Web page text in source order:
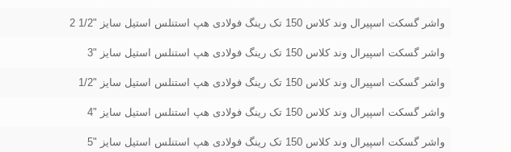
واشر گسکت اسپیرال وند کلاس 150 تک رینگ فولادی هپ استنلس استیل سایز "1/2 2
واشر گسکت اسپیرال وند کلاس 150 تک رینگ فولادی هپ استنلس استیل سایز "3
واشر گسکت اسپیرال وند کلاس 150 تک رینگ فولادی هپ استنلس استیل سایز "1/2
واشر گسکت اسپیرال وند کلاس 150 تک رینگ فولادی هپ استنلس استیل سایز "4
واشر گسکت اسپیرال وند کلاس 150 تک رینگ فولادی هپ استنلس استیل سایز "5